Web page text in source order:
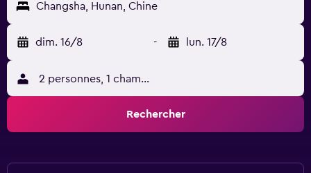
Changsha, Hunan, Chine
dim. 16/8 - lun. 17/8
2 personnes, 1 chambre
Rechercher